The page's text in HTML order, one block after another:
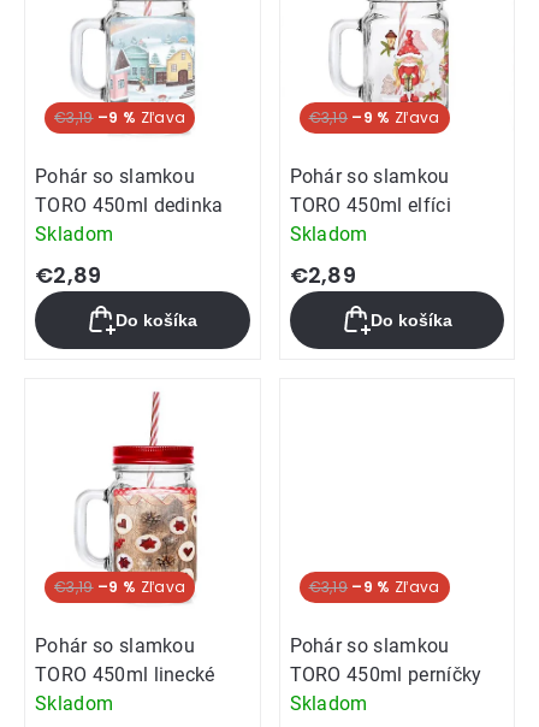
€3,19 –9 %
Pohár so slamkou
TORO 450ml dedinka
Skladom
€2,89
Do košíka
€3,19 –9 %
Pohár so slamkou
TORO 450ml elfíci
Skladom
€2,89
Do košíka
€3,19 –9 %
Pohár so slamkou
TORO 450ml linecké
Skladom
€3,19 –9 %
Pohár so slamkou
TORO 450ml perníčky
Skladom